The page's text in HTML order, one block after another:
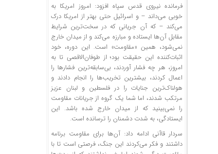
فرمانده نیروی قدس سپاه افزود: امروز امریکا به
خوبی می‌داند – و اسرائیل حتی بهتر از امریکا درک
می‌کند – که آن جریانی که در سخت‌ترین شرایط
مقابل آن‌ها ایستاده و مبارزه می‌کند و از میدان خارج
نمی‌شود، همین «مقاومت» است. این دوره، خود
اثبات‌کننده‌ این حقیقت بود؛ از طوفان‌الاقصی تا به
امروز، هر چه فشار آوردند، بی‌سابقه‌ترین فشارها را
اعمال کردند، بیشترین تخریب‌ها را انجام دادند و
هولناک‌ترین جنایات را در فلسطین و لبنان عزیز
مرتکب شدند، اما شما یک گروه از جریانات مقاومت
را نمی‌بینید که از میدان خارج شده باشد. این
ایستادگی، به شدت دشمنان را ترسانده است.
سردار قاآنی ادامه داد: آن‌ها برای مقاومت برنامه
داشتند و فکر می‌کردند این جنگ، فرصتی است تا با